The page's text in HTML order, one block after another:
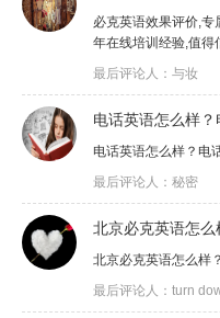
必克英语效果评价,
年在线培训经验,值得
最后评论人：与妆
电话英语怎么样
电话英语怎么样？电
最后评论人：秘密
北京必克英语怎么
北京必克英语怎么样
最后评论人：turn